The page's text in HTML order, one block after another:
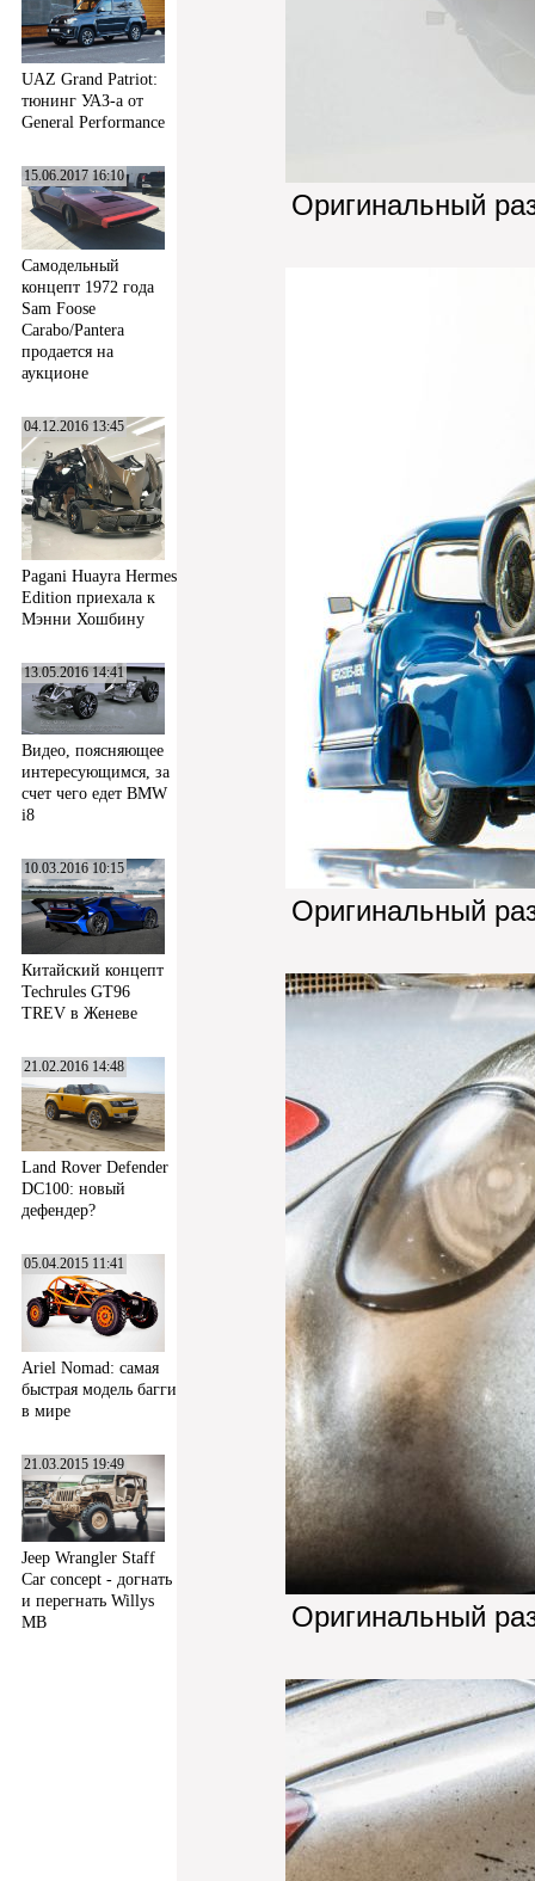
UAZ Grand Patriot:
тюнинг УАЗ-а от
General Performance
15.06.2017 16:10
Самодельный
концепт 1972 года
Sam Foose
Carabo/Pantera
продается на
аукционе
04.12.2016 13:45
Pagani Huayra Hermes
Edition приехала к
Мэнни Хошбину
13.05.2016 14:41
Видео, поясняющее
интересующимся, за
счет чего едет BMW
i8
10.03.2016 10:15
Китайский концепт
Techrules GT96
TREV в Женеве
21.02.2016 14:48
Land Rover Defender
DC100: новый
дефендер?
05.04.2015 11:41
Ariel Nomad: самая
быстрая модель багги
в мире
21.03.2015 19:49
Jeep Wrangler Staff
Car concept - догнать
и перегнать Willys
MB
Оригинальный
Оригинальный
Оригинальный